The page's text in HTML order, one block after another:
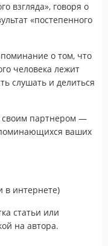
взгляда», говоря о
«постепенного
о том, что
человека лежит
слушать и делиться
своим партнером —
ваших
в интернете)
статьи или
на автора.